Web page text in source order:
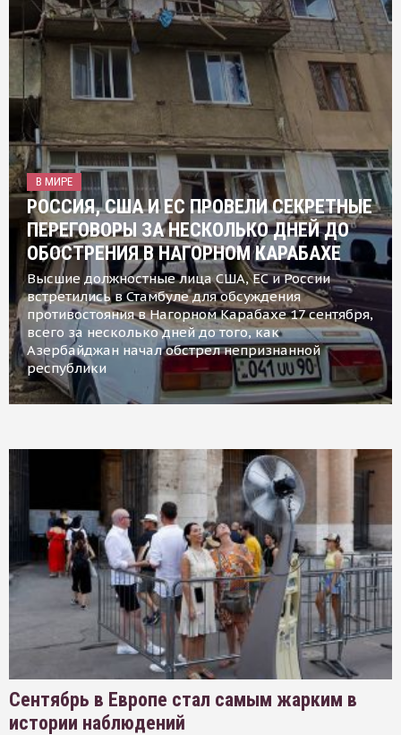
В МИРЕ
РОССИЯ, США И ЕС ПРОВЕЛИ СЕКРЕТНЫЕ
ПЕРЕГОВОРЫ ЗА НЕСКОЛЬКО ДНЕЙ ДО
ОБОСТРЕНИЯ В НАГОРНОМ КАРАБАХЕ
Высшие должностные лица США, ЕС и России
встретились в Стамбуле для обсуждения
противостояния в Нагорном Карабахе 17 сентября,
всего за несколько дней до того, как
Азербайджан начал обстрел непризнанной
республики
Сентябрь в Европе стал самым жарким в
истории наблюдений